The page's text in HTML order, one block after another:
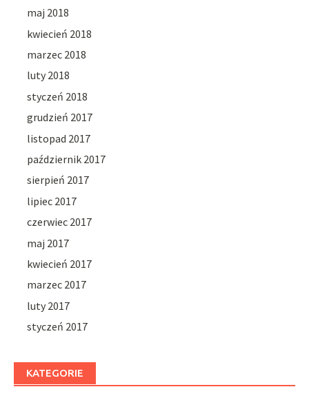
maj 2018
kwiecień 2018
marzec 2018
luty 2018
styczeń 2018
grudzień 2017
listopad 2017
październik 2017
sierpień 2017
lipiec 2017
czerwiec 2017
maj 2017
kwiecień 2017
marzec 2017
luty 2017
styczeń 2017
KATEGORIE